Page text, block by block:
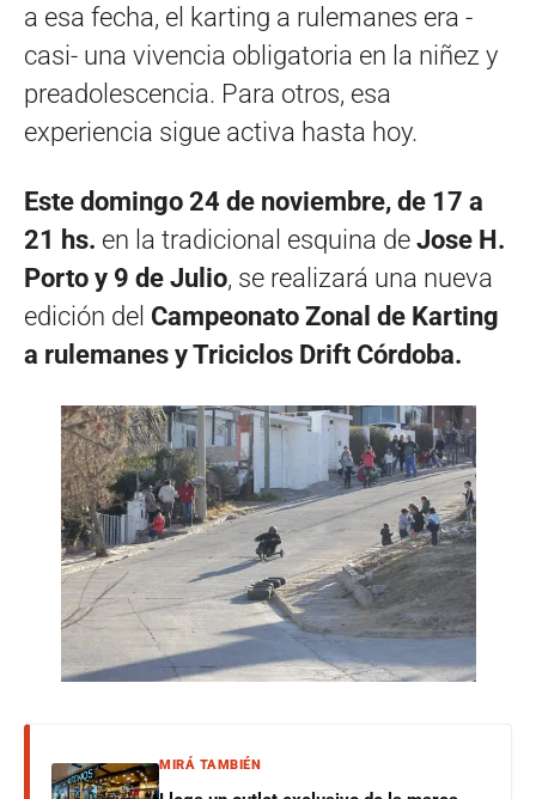
a esa fecha, el karting a rulemanes era -
casi- una vivencia obligatoria en la niñez y
preadolescencia. Para otros, esa
experiencia sigue activa hasta hoy.
Este domingo 24 de noviembre, de 17 a
21 hs. en la tradicional esquina de Jose H.
Porto y 9 de Julio, se realizará una nueva
edición del Campeonato Zonal de Karting
a rulemanes y Triciclos Drift Córdoba.
MIRÁ TAMBIÉN